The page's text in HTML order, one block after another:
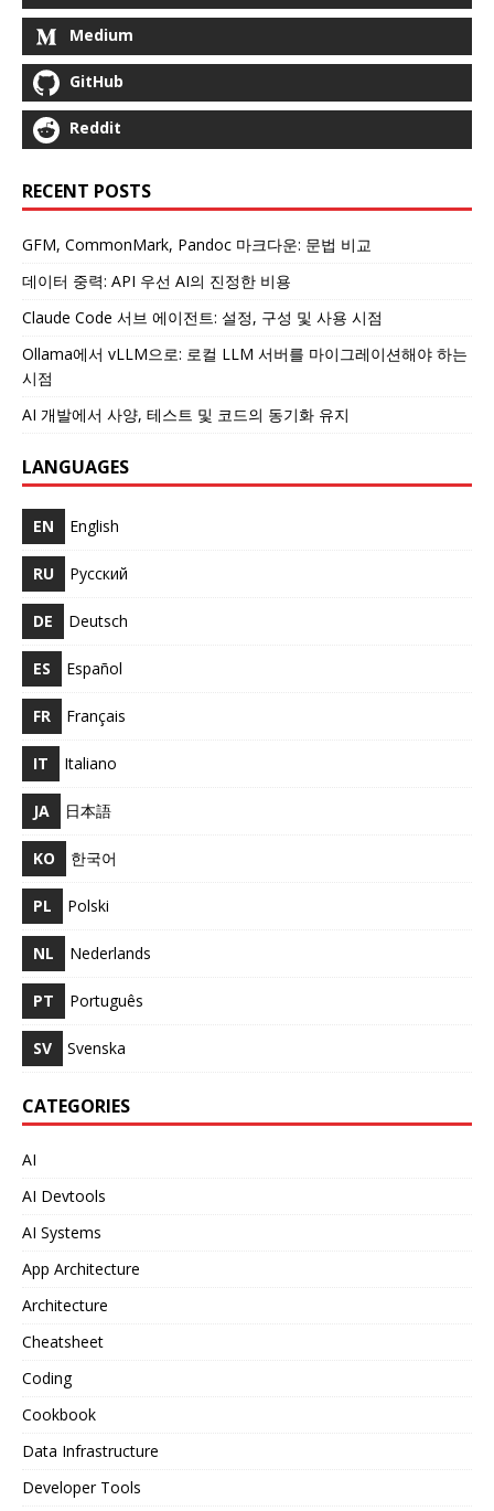
Medium
GitHub
Reddit
RECENT POSTS
GFM, CommonMark, Pandoc 마크다운: 문법 비교
데이터 중력: API 우선 AI의 진정한 비용
Claude Code 서브 에이전트: 설정, 구성 및 사용 시점
Ollama에서 vLLM으로: 로컬 LLM 서버를 마이그레이션해야 하는
시점
AI 개발에서 사양, 테스트 및 코드의 동기화 유지
LANGUAGES
EN English
RU Русский
DE Deutsch
ES Español
FR Français
IT Italiano
JA 日本語
KO 한국어
PL Polski
NL Nederlands
PT Português
SV Svenska
CATEGORIES
AI
AI Devtools
AI Systems
App Architecture
Architecture
Cheatsheet
Coding
Cookbook
Data Infrastructure
Developer Tools